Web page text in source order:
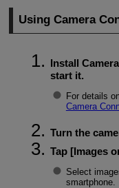
Using Camera
Install
start it.
For details
Camera
Turn the
Tap [Images
Select
smartphone.